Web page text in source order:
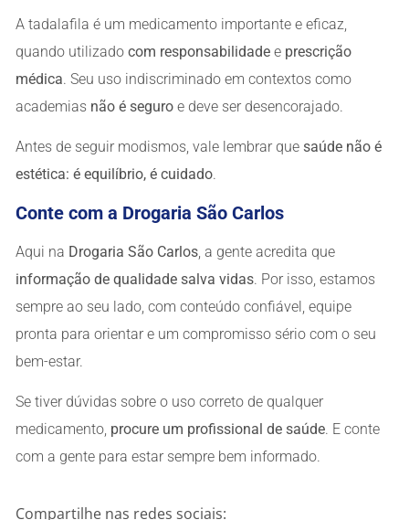
A tadalafila é um medicamento importante e eficaz,
quando utilizado com responsabilidade e prescrição
médica. Seu uso indiscriminado em contextos como
academias não é seguro e deve ser desencorajado.
Antes de seguir modismos, vale lembrar que saúde não é
estética: é equilíbrio, é cuidado.
Conte com a Drogaria São Carlos
Aqui na Drogaria São Carlos , a gente acredita que
informação de qualidade salva vidas. Por isso, estamos
sempre ao seu lado, com conteúdo confiável, equipe
pronta para orientar e um compromisso sério com o seu
bem-estar.
Se tiver dúvidas sobre o uso correto de qualquer
medicamento, procure um profissional de saúde. E conte
com a gente para estar sempre bem informado.
Compartilhe nas redes sociais: